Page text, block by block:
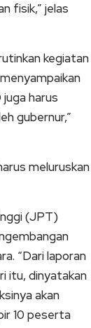
fisik,” jelas
kegiatan
harus
gubernur,”
meluruskan
(JPT)
“Dari laporan
itu, dinyatakan
akan
10 peserta